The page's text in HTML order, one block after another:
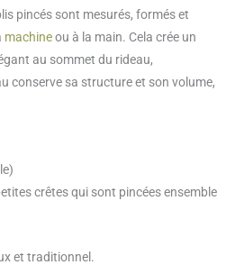
pincés sont mesurés, formés et
machineou à la main. Cela crée un
au sommet du rideau,
conserve sa structure et son volume,
crêtes qui sont pincées ensemble
et traditionnel.